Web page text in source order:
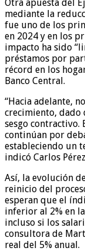
Otra apuesta del
mediante la
fue uno de los
en 2024 y en los
impacto ha sido
préstamos por
récord en los
Banco Central.
“Hacia adelante,
crecimiento, dado
sesgo contractivo.
continúan por
estableciendo un
indicó Carlos
Así, la evolución
reinicio del
esperan que el
inferior al 2% en
incluso si los
consultora de
real del 5% anual.